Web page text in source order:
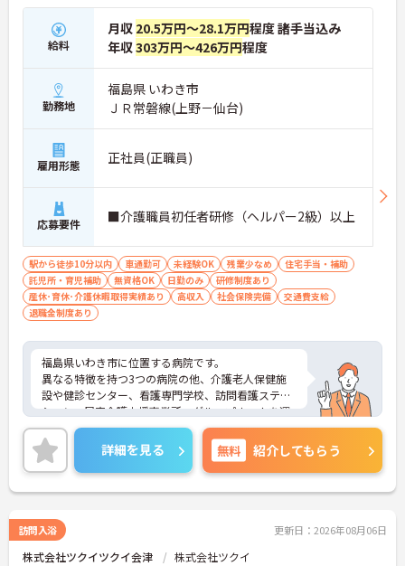
のＯＪＴ研修を実施し、ｅラーニングを用いた学習
の機会も提供されます
・施設内には看護師が24時間常駐しており、急変時
の対応や専門的な医療処置は看護師が担当するため
負担が減ります
・介護スタッフと看護スタッフの比率が1対1で相談
しやすく、初任者研修や実務者研修からでも着実に
専門性を高められます
＜残業月7時間以下で身体の負担を軽減！＞
・常勤で働くスタッフの比率が90パーセント以上と
・訪問スケジュールに沿って施設内でのケアを行う
ため、月平均の残業時間は5時間から7時間程度とか
なり少なめに抑えられます
・夜勤明けの翌日は原則としてお休みとなるシフト
編成が組まれており、しっかりと休息を取りながら
長期的な就業が可能です
＜評価制度でキャリアアップ＞
夜勤回数がしっかりと給与に反映されるためモチベ
ーションを維持できます
・年次を問わずリーダーや主任などのマネジメント
職へ昇格する事例も多数あり、腰を据えて長期的な
キャリア形成が可能です
給料
月収 20.5万円～28.1万円程度 諸手当込み
年収303万円～426万円程度
勤務地
福島県 いわき市
ＪＲ常磐線(上野－仙台)
雇用形態 正社員(正職員)
応募要件 ■介護職員初任者研修（ヘルパー2級）以上
駅から徒歩10分以内 車通勤可 未経験OK 残業少なめ
住宅手当・補助
託児所・育児補助
無資格OK 日勤のみ
研修制度あり
産休･育休･介護休暇取得実績あり
高収入 社会保険完備
交通費支給
退職金制度あり
福島県いわき市に位置する病院です。
異なる特徴を持つ3つの病院の他、介護老人保健施
設や健診センター、看護専門学校、訪問看護ステー
ション、居宅介護支援事業所、グループホームを運
営している法人です。
教育体制にも力を入れており、働きながらスキルア
ップも目指せます。
ご興味ある方には、面接対策ポイントなど、さらに
詳細をお話しいたしますのでお気軽にご相談くださ
詳細を見る 無料 紹介してもらう
訪問入浴 更新日：2026年08月06日
株式会社ツクイツクイ会津 株式会社ツクイ